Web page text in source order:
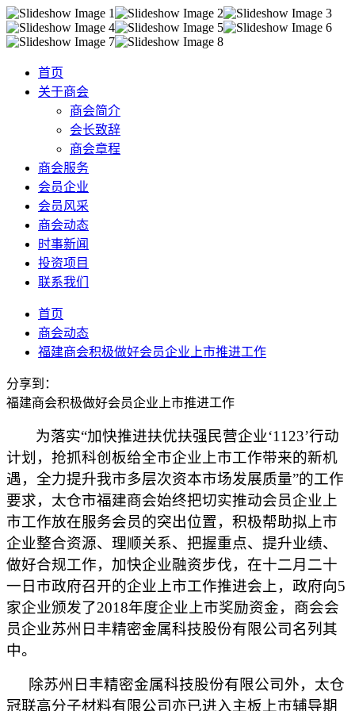
首页
关于商会
商会简介
会长致辞
商会章程
商会服务
会员企业
会员风采
商会动态
时事新闻
投资项目
联系我们
首页
商会动态
福建商会积极做好会员企业上市推进工作
分享到：
福建商会积极做好会员企业上市推进工作
为落实“加快推进扶优扶强民营企业‘1123’行动
计划， 抢抓科创板给全市企业上市工作带来的新机
遇，全力提升我市多层次资本市场发展质量”的工作
要求，太仓市福建商会始终把切实推动会员企业上
市工作放在服务会员的突出位置，积极帮助拟上市
企业整合资源、理顺关系、把握重点、提升业绩、
做好合规工作，加快企业融资步伐，在十二月二十
一日市政府召开的企业上市工作推进会上，政府向5
家企业颁发了2018年度企业上市奖励资金，商会会
员企业苏州日丰精密金属科技股份有限公司名列其
中。
除苏州日丰精密金属科技股份有限公司外，太仓
冠联高分子材料有限公司亦已进入主板上市辅导期